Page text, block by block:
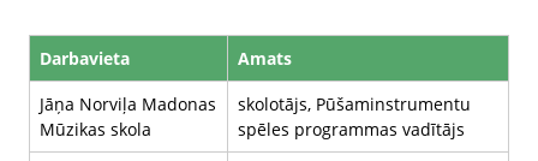
Darbavieta
Amats
Jāņa Norviļa Madonas
Mūzikas skola
skolotājs, Pūšaminstrumentu
spēles programmas vadītājs